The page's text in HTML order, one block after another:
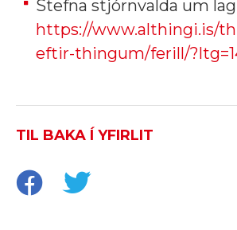
Stefna stjórnvalda um
https://www.althingi.is/
eftir-thingum/ferill/
TIL BAKA Í YFIRLIT